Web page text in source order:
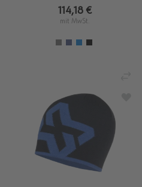
40%
114,18 €
mit MwSt.
ZUR WUNSCHLISTE HINZUFÜGEN